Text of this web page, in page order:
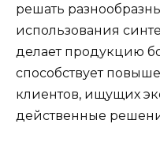
решать
использования
делает продукцию
способствует
клиентов, ищущих
действенные